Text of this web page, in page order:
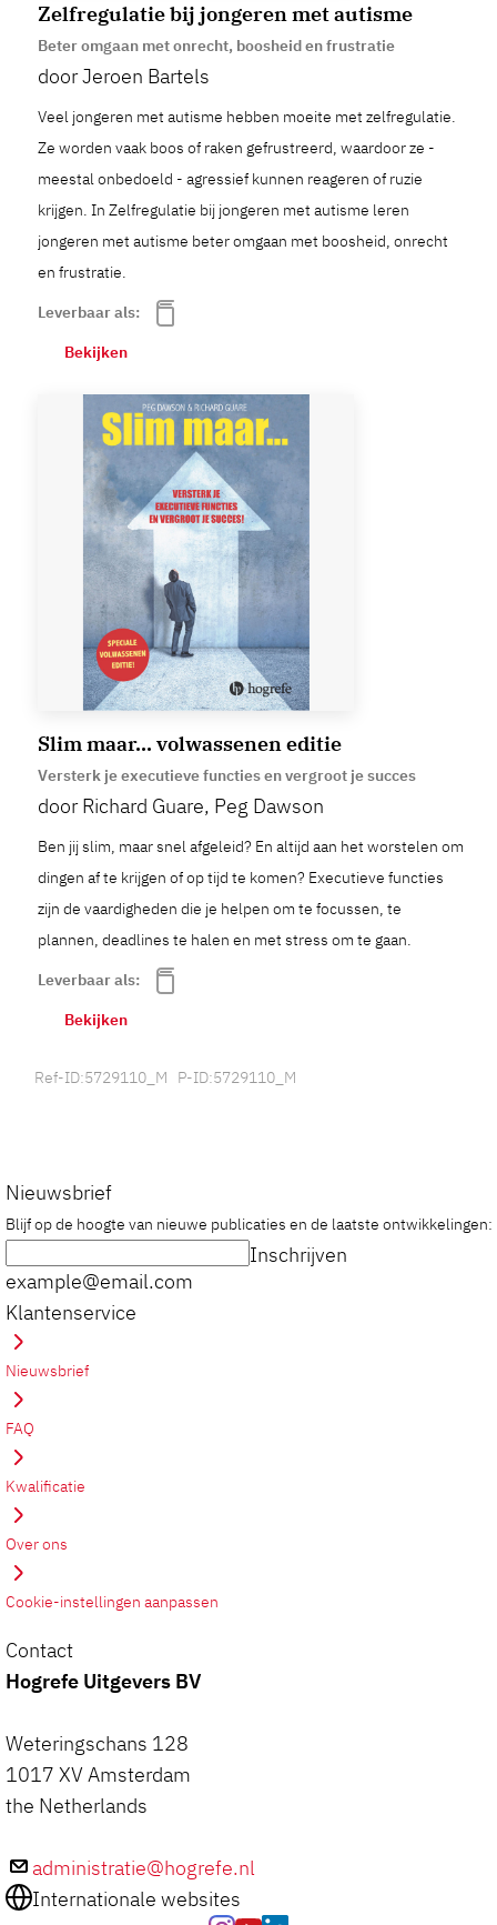
Zelfregulatie bij jongeren met autisme
Beter omgaan met onrecht, boosheid en frustratie
door Jeroen Bartels
Veel jongeren met autisme hebben moeite met zelfregulatie.
Ze worden vaak boos of raken gefrustreerd, waardoor ze -
meestal onbedoeld - agressief kunnen reageren of ruzie
krijgen. In Zelfregulatie bij jongeren met autisme leren
jongeren met autisme beter omgaan met boosheid, onrecht
en frustratie.
Leverbaar als:
Bekijken
Slim maar... volwassenen editie
Versterk je executieve functies en vergroot je succes
door Richard Guare, Peg Dawson
Ben jij slim, maar snel afgeleid? En altijd aan het worstelen om
dingen af te krijgen of op tijd te komen? Executieve functies
zijn de vaardigheden die je helpen om te focussen, te
plannen, deadlines te halen en met stress om te gaan.
Leverbaar als:
Bekijken
Ref-ID:5729110_M P-ID:5729110_M
Nieuwsbrief
Blijf op de hoogte van nieuwe publicaties en de laatste ontwikkelingen:
example@email.com
Inschrijven
Klantenservice
Nieuwsbrief
FAQ
Kwalificatie
Over ons
Cookie-instellingen aanpassen
Contact
Hogrefe Uitgevers BV
Weteringschans 128
1017 XV Amsterdam
the Netherlands
administratie@hogrefe.nl
Internationale websites